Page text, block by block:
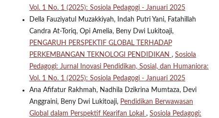
Vol. 1 No. 1 (2025): Sosiola Pedagogi - Januari 2025
Della Fauziyatul Muzakkiyah, Indah Putri Yani, Fatahillah
Candra At-Toriq, Opi Amelia, Beny Dwi Lukitoaji,
PENGARUH PERSPEKTIF GLOBAL TERHADAP
PERKEMBANGAN TEKNOLOGI PENDIDIKAN , Sosiola
Pedagogi: Jurnal Inovasi Pendidikan, Sosial, dan Humaniora:
Vol. 1 No. 1 (2025): Sosiola Pedagogi - Januari 2025
Ana Afifatur Rakhmah, Nadhila Dzikrina Mumtaza, Devi
Anggraini, Beny Dwi Lukitoaji, Pendidikan Berwawasan
Global dalam Perspektif Kearifan Lokal , Sosiola Pedagogi: